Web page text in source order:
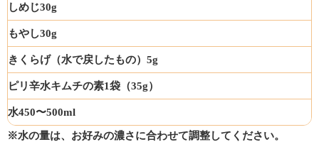
しめじ30g
もやし30g
きくらげ（水で戻したもの） 5g
ピリ辛水キムチの素1袋（35g）
水450〜500ml
※水の量は、お好みの濃さに合わせて調整してください。